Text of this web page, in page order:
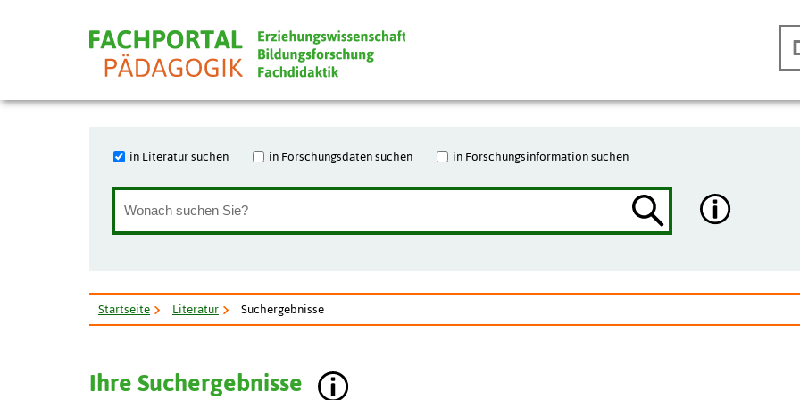
in Literatur suchen in Forschungsdaten suchen in Forschungsinformation suchen
Startseite Literatur Suchergebnisse
Ihre Suchergebnisse